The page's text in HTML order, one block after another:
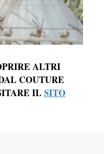
ALTRI
COUTURE
ILSITO